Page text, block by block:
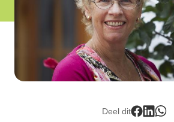
Deel dit